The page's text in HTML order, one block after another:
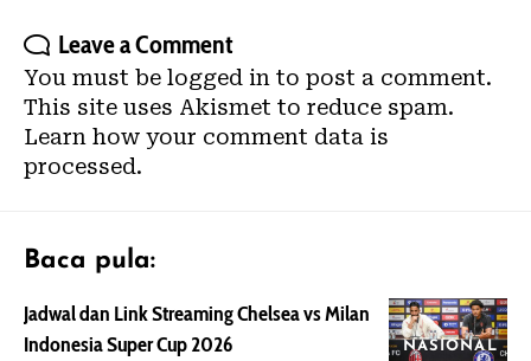
Leave a Comment
You must be logged in to post a comment.
This site uses Akismet to reduce spam.
Learn how your comment data is
processed.
Baca pula:
NASIONAL
Jadwal dan Link Streaming Chelsea vs Milan
Indonesia Super Cup 2026